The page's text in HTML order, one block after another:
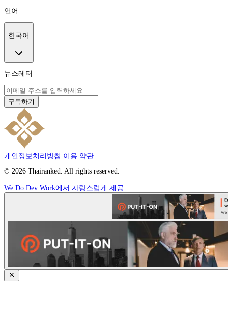
언어
한국어
뉴스레터
구독하기
개인정보처리방침 이용 약관
© 2026 Thairanked. All rights reserved.
We Do Dev Work에서 자랑스럽게 제공